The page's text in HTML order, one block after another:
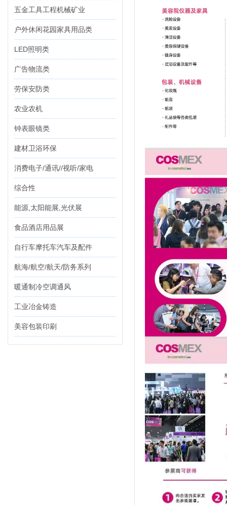
五金工具工程机械矿业
户外休闲花园家具用品类
LED照明类
广告物流类
劳保安防类
农业农机
钟表眼镜类
建材卫浴环保
消费电子/通讯//视听/家电
综合性
能源,太阳能展,光伏展
食品酒店用品展
自行车摩托车汽车及配件
航海/航空/航天/防务系列
暖通制冷空调通风
工业冶金铸造
美容包装印刷